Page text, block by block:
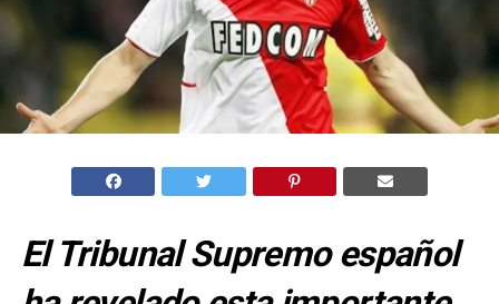
El Tribunal Supremo español